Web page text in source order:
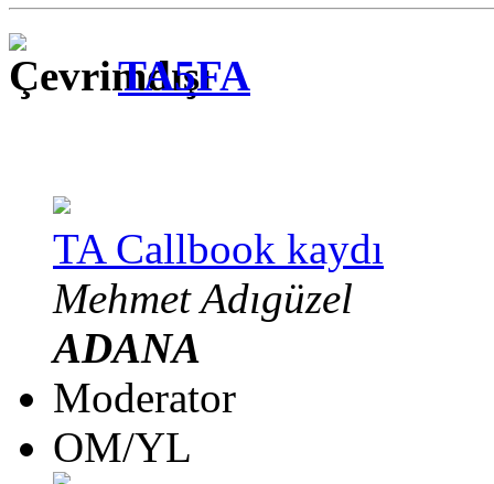
TA5FA
TA Callbook kaydı
Mehmet Adıgüzel
ADANA
Moderator
OM/YL